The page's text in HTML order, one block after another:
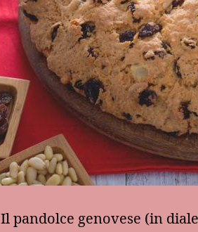
Il pandolce genovese (in